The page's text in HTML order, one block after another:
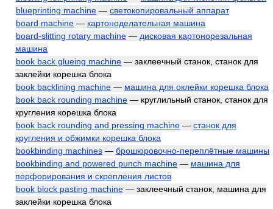
blueprinting machine — светокопировальный аппарат
board machine — картоноделательная машина
board-slitting rotary machine — дисковая картонорезальная
машина
book back glueing machine — заклеечный станок, станок для
заклейки корешка блока
book backlining machine — машина для оклейки корешка блока
book back rounding machine — круглильный станок, станок для
кругления корешка блока
book back rounding and pressing machine — станок для
кругления и обжимки корешка блока
bookbinding machines — брошюровочно-переплётные машины
bookbinding and powered punch machine — машина для
перфорирования и скрепления листов
book block pasting machine — заклеечный станок, машина для
заклейки корешка блока